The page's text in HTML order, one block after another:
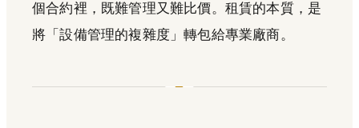
個合約裡，既難管理又難比價。租賃的本質，是
將「設備管理的複雜度」轉包給專業廠商。